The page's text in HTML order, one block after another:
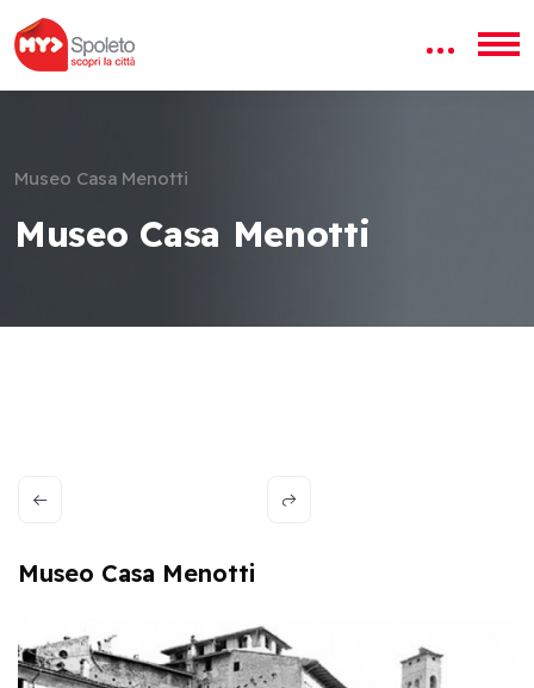
Museo Casa Menotti
Museo Casa Menotti
Museo Casa Menotti